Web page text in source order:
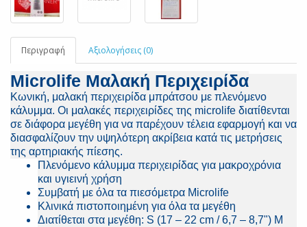
Περιγραφή Αξιολογήσεις (0)
Microlife Μαλακή Περιχειρίδα
Κωνική, μαλακή περιχειρίδα μπράτσου με πλενόμενο
κάλυμμα. Οι μαλακές περιχειρίδες της microlife διατίθενται
σε διάφορα μεγέθη για να παρέχουν τέλεια εφαρμογή και να
διασφαλίζουν την υψηλότερη ακρίβεια κατά τις μετρήσεις
της αρτηριακής πίεσης.
Πλενόμενο κάλυμμα περιχειρίδας για μακροχρόνια
και υγιεινή χρήση
Συμβατή με όλα τα πιεσόμετρα Microlife
Κλινικά πιστοποιημένη για όλα τα μεγέθη
Διατίθεται στα μεγέθη: S (17 – 22 cm / 6,7 – 8,7") M